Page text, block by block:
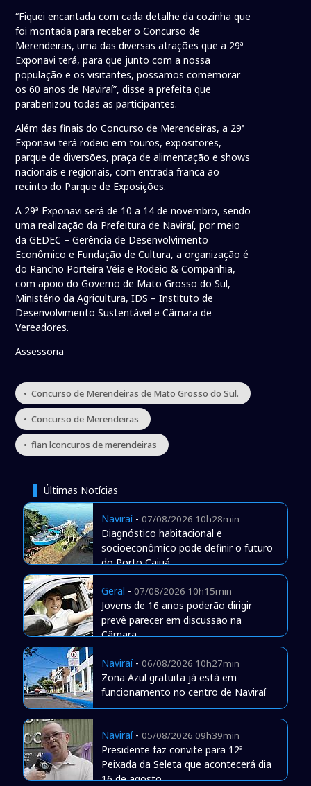
“Fiquei encantada com cada detalhe da cozinha que
foi montada para receber o Concurso de
Merendeiras, uma das diversas atrações que a 29ª
Exponavi terá, para que junto com a nossa
população e os visitantes, possamos comemorar
os 60 anos de Naviraí”, disse a prefeita que
parabenizou todas as participantes.
Além das finais do Concurso de Merendeiras, a 29ª
Exponavi terá rodeio em touros, expositores,
parque de diversões, praça de alimentação e shows
nacionais e regionais, com entrada franca ao
recinto do Parque de Exposições.
A 29ª Exponavi será de 10 a 14 de novembro, sendo
uma realização da Prefeitura de Naviraí, por meio
da GEDEC – Gerência de Desenvolvimento
Econômico e Fundação de Cultura, a organização é
do Rancho Porteira Véia e Rodeio & Companhia,
com apoio do Governo de Mato Grosso do Sul,
Ministério da Agricultura, IDS – Instituto de
Desenvolvimento Sustentável e Câmara de
Vereadores.
Assessoria
• Concurso de Merendeiras de Mato Grosso do Sul.
• Concurso de Merendeiras
• fian lconcuros de merendeiras
Últimas Notícias
Naviraí- 07/08/2026 10h28min
Diagnóstico habitacional e
socioeconômico pode definir o futuro
do Porto Caiuá
Geral - 07/08/2026 10h15min
Jovens de 16 anos poderão dirigir
prevê parecer em discussão na
Câmara
Naviraí- 06/08/2026 10h27min
Zona Azul gratuita já está em
funcionamento no centro de Naviraí
Naviraí- 05/08/2026 09h39min
Presidente faz convite para 12ª
Peixada da Seleta que acontecerá dia
16 de agosto